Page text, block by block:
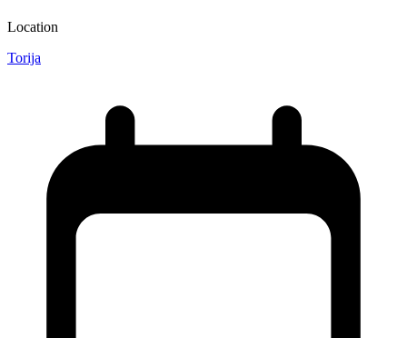
Location
Torija